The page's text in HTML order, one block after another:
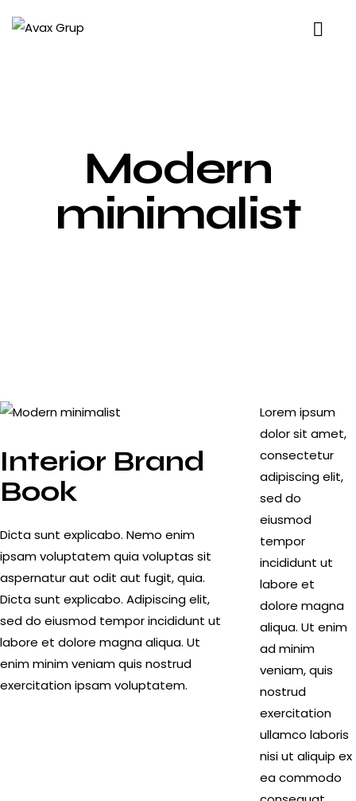
Modern
minimalist
Interior Brand
Book
Dicta sunt explicabo. Nemo enim
ipsam voluptatem quia voluptas sit
aspernatur aut odit aut fugit, quia.
Dicta sunt explicabo. Adipiscing elit,
sed do eiusmod tempor incididunt ut
labore et dolore magna aliqua. Ut
enim minim veniam quis nostrud
exercitation ipsam voluptatem.
Lorem ipsum
dolor sit amet,
consectetur
adipiscing elit,
sed do
eiusmod
tempor
incididunt ut
labore et
dolore magna
aliqua. Ut enim
ad minim
veniam, quis
nostrud
exercitation
ullamco laboris
nisi ut aliquip ex
ea commodo